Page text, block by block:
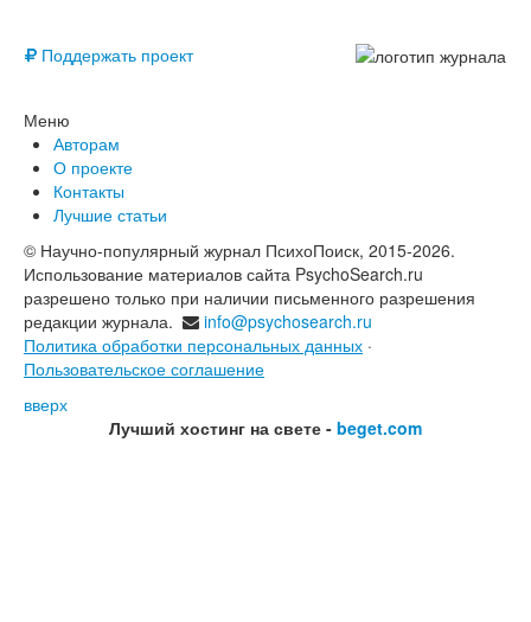
Поддержать проект
Меню
Авторам
О проекте
Контакты
Лучшие статьи
© Научно-популярный журнал ПсихоПоиск, 2015-2026.
Использование материалов сайта PsychoSearch.ru
разрешено только при наличии письменного разрешения
редакции журнала.
info@psychosearch.ru
Политика обработки персональных данных ·
Пользовательское соглашение
вверх
Лучший хостинг на свете - beget.com